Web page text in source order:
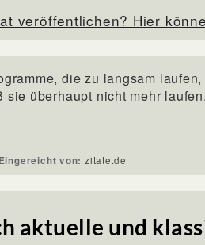
veröffentlichen? Hier
die zu langsam laufen,
sie überhaupt nicht mehr laufen.
Eingereicht von: zitate.de